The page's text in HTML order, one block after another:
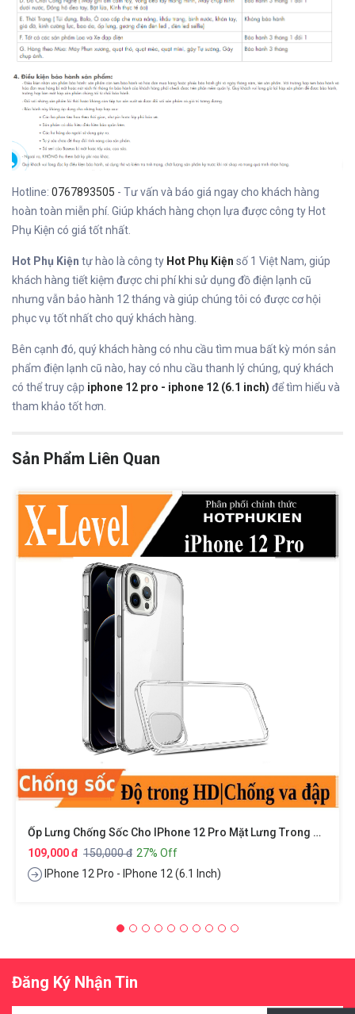
Hotline: 0767893505 - Tư vấn và báo giá ngay cho khách hàng
hoàn toàn miễn phí. Giúp khách hàng chọn lựa được công ty Hot
Phụ Kiện có giá tốt nhất.
Hot Phụ Kiện tự hào là công ty Hot Phụ Kiện số 1 Việt Nam, giúp
khách hàng tiết kiệm được chi phí khi sử dụng đồ điện lạnh cũ
nhưng vẫn bảo hành 12 tháng và giúp chúng tôi có được cơ hội
phục vụ tốt nhất cho quý khách hàng.
Bên cạnh đó, quý khách hàng có nhu cầu tìm mua bất kỳ món sản
phẩm điện lạnh cũ nào, hay có nhu cầu thanh lý chúng, quý khách
có thể truy cập iphone 12 pro - iphone 12 (6.1 inch) để tìm hiểu và
tham khảo tốt hơn.
Sản Phẩm Liên Quan
Ốp Lưng Chống Sốc Cho IPhone 12 Pro Mặt Lưng Trong Suốt Siêu Mỏng 0.8mm Hiệu X-Level Sparkling Series
109,000 đ 150,000 đ 27% Off
IPhone 12 Pro - IPhone 12 (6.1 Inch)
Đăng Ký Nhận Tin